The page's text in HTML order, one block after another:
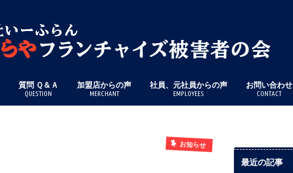
質問 Ｑ＆Ａ
QUESTION
加盟店からの声
MERCHANT
社員、元社員からの声
EMPLOYEES
お問い合わせ
CONTACT
お知らせ
最近の記事